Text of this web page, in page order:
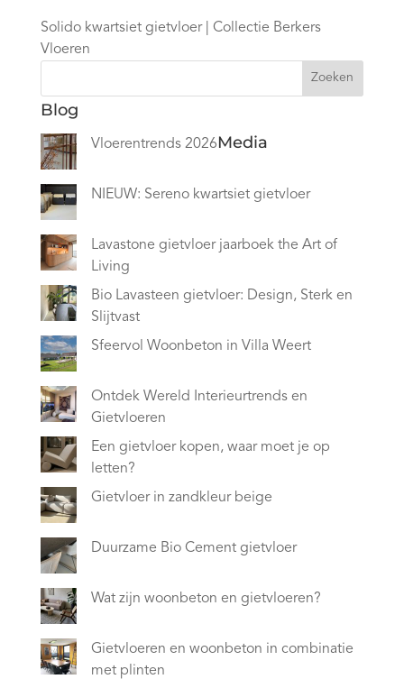
Solido kwartsiet gietvloer | Collectie Berkers
Vloeren
Zoeken
Blog
Vloerentrends 2026
NIEUW: Sereno kwartsiet gietvloer
Lavastone gietvloer jaarboek the Art of
Living
Bio Lavasteen gietvloer: Design, Sterk en
Slijtvast
Sfeervol Woonbeton in Villa Weert
Ontdek Wereld Interieurtrends en
Gietvloeren
Een gietvloer kopen, waar moet je op
letten?
Gietvloer in zandkleur beige
Duurzame Bio Cement gietvloer
Wat zijn woonbeton en gietvloeren?
Gietvloeren en woonbeton in combinatie
met plinten
Media